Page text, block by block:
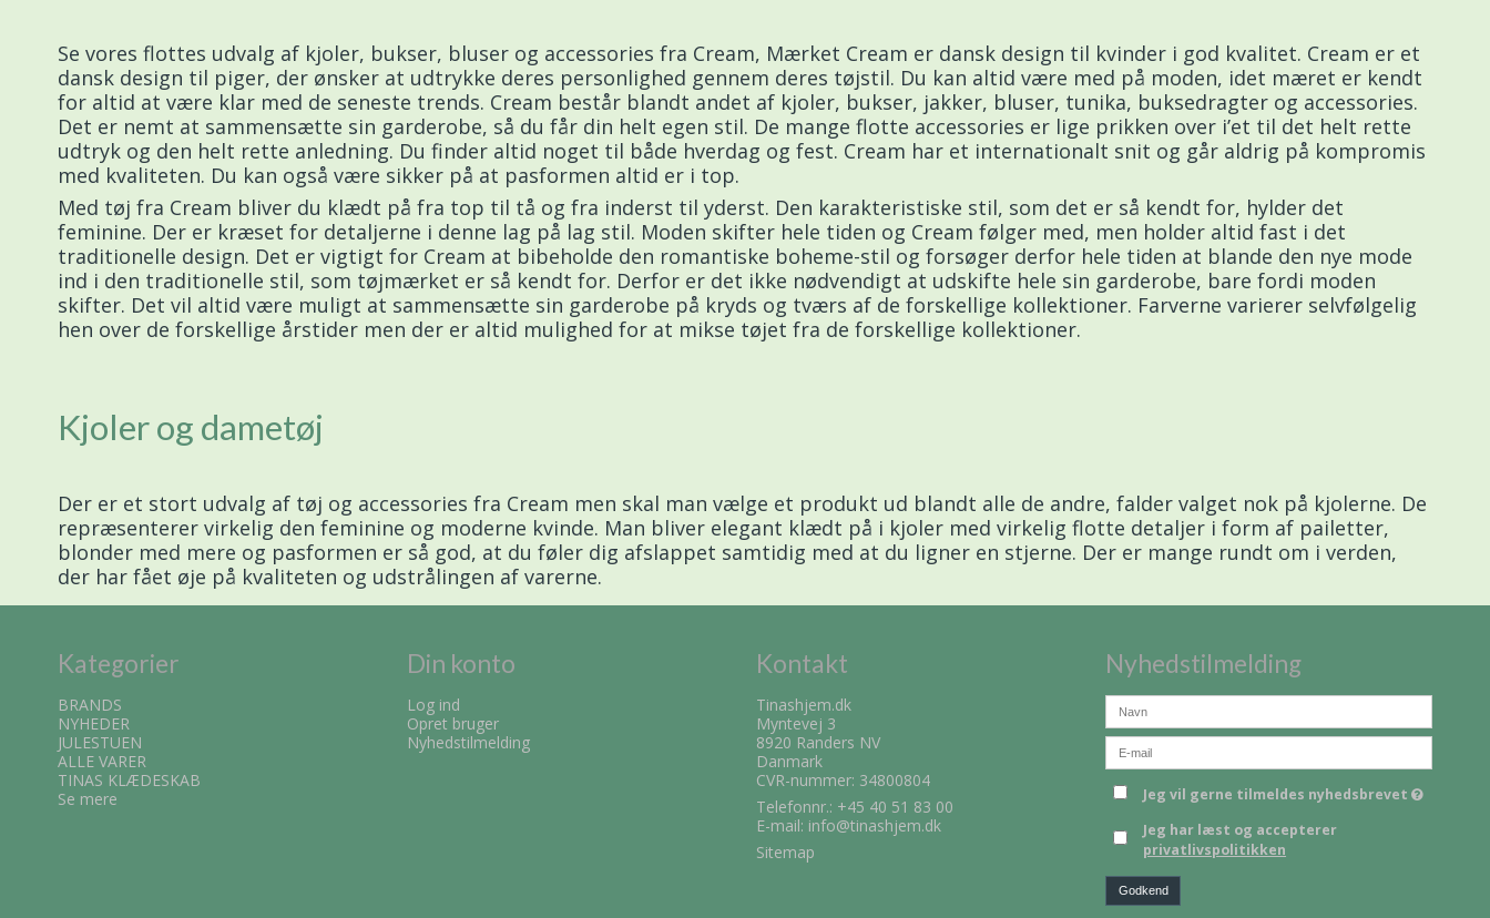
Se vores flottes udvalg af kjoler, bukser, bluser og accessories fra Cream, Mærket Cream er dansk design til kvinder i god kvalitet. Cream er et
dansk design til piger, der ønsker at udtrykke deres personlighed gennem deres tøjstil. Du kan altid være med på moden, idet mæret er kendt
for altid at være klar med de seneste trends. Cream består blandt andet af kjoler, bukser, jakker, bluser, tunika, buksedragter og accessories.
Det er nemt at sammensætte sin garderobe, så du får din helt egen stil. De mange flotte accessories er lige prikken over i’et til det helt rette
udtryk og den helt rette anledning. Du finder altid noget til både hverdag og fest. Cream har et internationalt snit og går aldrig på kompromis
med kvaliteten. Du kan også være sikker på at pasformen altid er i top.
Med tøj fra Cream bliver du klædt på fra top til tå og fra inderst til yderst. Den karakteristiske stil, som det er så kendt for, hylder det
feminine. Der er kræset for detaljerne i denne lag på lag stil. Moden skifter hele tiden og Cream følger med, men holder altid fast i det
traditionelle design. Det er vigtigt for Cream at bibeholde den romantiske boheme-stil og forsøger derfor hele tiden at blande den nye mode
ind i den traditionelle stil, som tøjmærket er så kendt for. Derfor er det ikke nødvendigt at udskifte hele sin garderobe, bare fordi moden
skifter. Det vil altid være muligt at sammensætte sin garderobe på kryds og tværs af de forskellige kollektioner. Farverne varierer selvfølgelig
hen over de forskellige årstider men der er altid mulighed for at mikse tøjet fra de forskellige kollektioner.
Kjoler og dametøj
Der er et stort udvalg af tøj og accessories fra Cream men skal man vælge et produkt ud blandt alle de andre, falder valget nok på kjolerne. De
repræsenterer virkelig den feminine og moderne kvinde. Man bliver elegant klædt på i kjoler med virkelig flotte detaljer i form af pailetter,
blonder med mere og pasformen er så god, at du føler dig afslappet samtidig med at du ligner en stjerne. Der er mange rundt om i verden,
der har fået øje på kvaliteten og udstrålingen af varerne.
Kategorier
BRANDS
NYHEDER
JULESTUEN
ALLE VARER
TINAS KLÆDESKAB
Se mere
Din konto
Log ind
Opret bruger
Nyhedstilmelding
Kontakt
Tinashjem.dk
Myntevej 3
8920 Randers NV
Danmark
CVR-nummer: 34800804
Telefonnr.: +45 40 51 83 00
E-mail: info@tinashjem.dk
Sitemap
Nyhedstilmelding
Jeg vil gerne tilmeldes nyhedsbrevet
Jeg har læst og accepterer
privatlivspolitikken
Godkend